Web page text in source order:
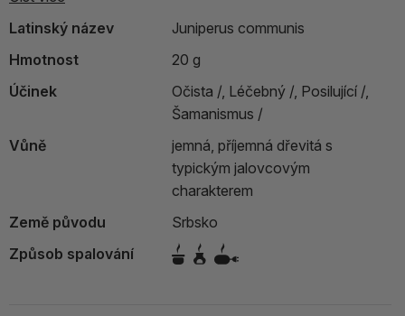
Latinský název
Juniperus communis
Hmotnost
20 g
Účinek
Očista /, Léčebný /, Posilující /,
Šamanismus /
Vůně
jemná, příjemná dřevitá s
typickým jalovcovým
charakterem
Země původu
Srbsko
Způsob spalování